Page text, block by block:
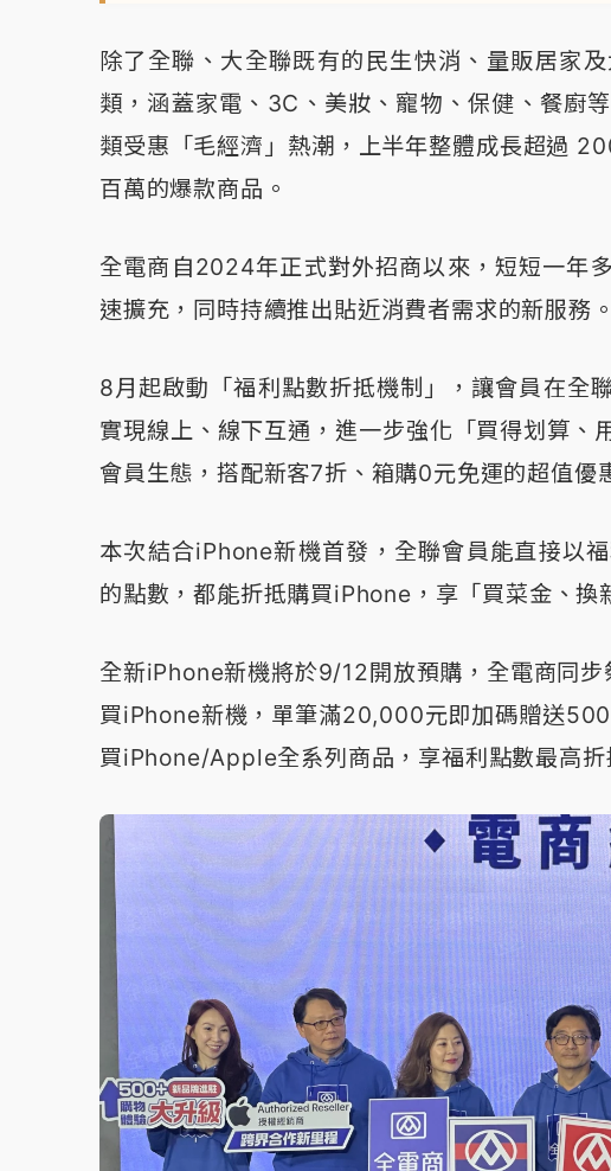
除了全聯、大全聯既有的民生快消、量販居家
類，涵蓋家電、3C、美妝、寵物、保健、餐廚
類受惠「毛經濟」熱潮，上半年整體成長超過
百萬的爆款商品。
全電商自2024年正式對外招商以來，短短一年
速擴充，同時持續推出貼近消費者需求的新服務。
8月起啟動「福利點數折抵機制」，讓會員在全
實現線上、線下互通，進一步強化「買得划算、
會員生態，搭配新客7折、箱購0元免運的超值優
本次結合iPhone新機首發，全聯會員能直接以
的點數，都能折抵購買iPhone，享「買菜金、換
全新iPhone新機將於9/12開放預購，全電商同
買iPhone新機，單筆滿20,000元即加碼贈送
買iPhone/Apple全系列商品，享福利點數最高折